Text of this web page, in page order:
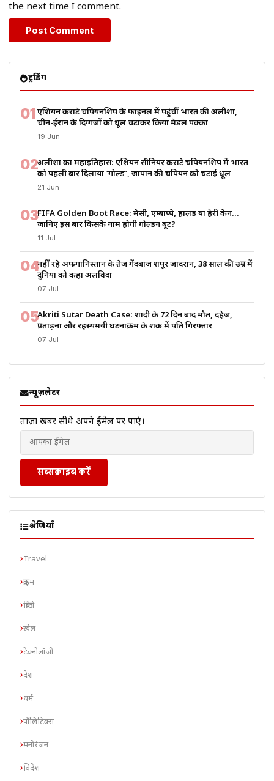
the next time I comment.
ट्रेंडिंग
01एशियन कराटे चैंपियनशिप के फाइनल में पहुंचीं भारत की अलीशा,
चीन-ईरान के दिग्गजों को धूल चटाकर किया मेडल पक्का
19 Jun
02अलीशा का महाइतिहास: एशियन सीनियर कराटे चैंपियनशिप में भारत
को पहली बार दिलाया ‘गोल्ड’, जापान की चैंपियन को चटाई धूल
21 Jun
03FIFA Golden Boot Race: मेसी, एम्बाप्पे, हालैंड या हैरी केन…
जानिए इस बार किसके नाम होगी गोल्डन बूट?
11 Jul
04नहीं रहे अफगानिस्तान के तेज गेंदबाज शपूर ज़ादरान, 38 साल की उम्र में
दुनिया को कहा अलविदा
07 Jul
05Akriti Sutar Death Case: शादी के 72 दिन बाद मौत, दहेज,
प्रताड़ना और रहस्यमयी घटनाक्रम के शक में पति गिरफ्तार
07 Jul
न्यूज़लेटर
ताज़ा खबरें सीधे अपने ईमेल पर पाएं।
सब्सक्राइब करें
श्रेणियाँ
Travel
क्राइम
क्रिप्टो
खेल
टेक्नोलॉजी
देश
धर्म
पॉलिटिक्स
मनोरंजन
विदेश